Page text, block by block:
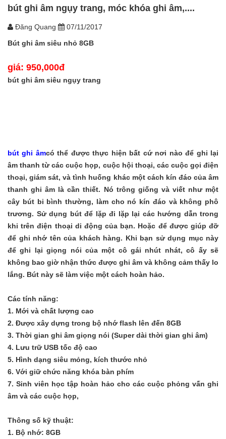
bút ghi âm ngụy trang, móc khóa ghi âm,....
Đăng Quang
07/11/2017
Bút ghi âm siêu nhỏ 8GB
giá: 950,000đ
bút ghi âm siêu ngụy trang
bút ghi âmcó thể được thực hiện bất cứ nơi nào để ghi lại
âm thanh từ các cuộc họp, cuộc hội thoại, các cuộc gọiđiện
thoại,giám sát, và tình huống khác một cách kín đáo của âm
thanh ghi âm là cần thiết. Nó trông giống và viết như một
cây bút bi bình thường, làm cho nó kín đáo và không phô
trương. Sử dụng bút để lặp đi lặp lại các hướng dẫn trong
khi trên điện thoại di động của bạn. Hoặc để được giúp đỡ
để ghi nhớ tên của khách hàng. Khi bạn sử dụng mục này
để ghi lại giọng nói của một cô gái nhút nhát, cô ấysẽ
không bao giờ nhận thức được ghi âm và không cảm thấy lo
lắng. Bút này sẽ làm việc một cách hoàn hảo.
Các tính năng:
1. Mới và chất lượng cao
2. Được xây dựng trong bộ nhớ flash lên đến 8GB
3. Thời gian ghi âm giọng nói (Super dài thời gian ghi âm)
4. Lưu trữ USB tốc độ cao
5. Hình dạng siêu mỏng, kích thước nhỏ
6. Với giữ chức năng khóa bàn phím
7.Sinh viên học tập hoàn hảo cho các cuộc phỏng vấn ghi
âm và các cuộc họp,
Thông số kỹ thuật:
1. Bộ nhớ: 8GB